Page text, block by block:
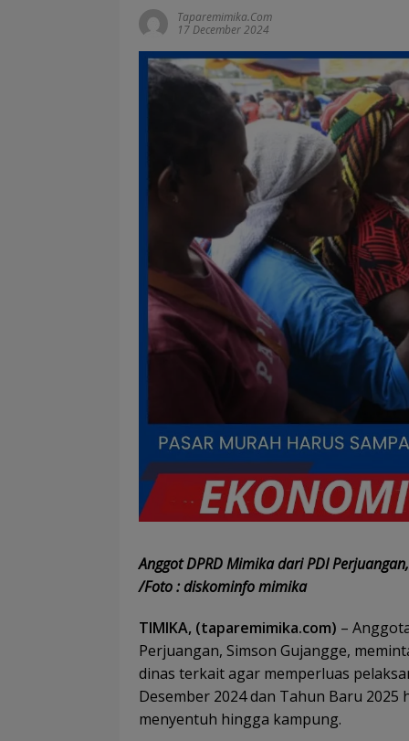
Taparemimika.com
17 December 2024
Anggot DPRD Mimika dari PDI
/Foto : diskominfo mimika
TIMIKA, (taparemimika.com) –
Perjuangan, Simson Gujangge,
dinas terkait agar memperluas
Desember 2024 dan Tahun Baru
menyentuh hingga kampung.